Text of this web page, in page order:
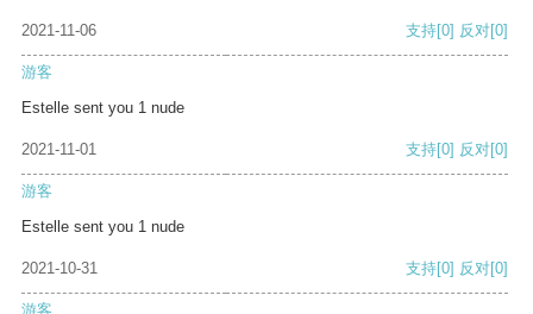
2021-11-06 支持[0] 反对[0]
游客
Estelle sent you 1 nude
2021-11-01 支持[0] 反对[0]
游客
Estelle sent you 1 nude
2021-10-31 支持[0] 反对[0]
游客